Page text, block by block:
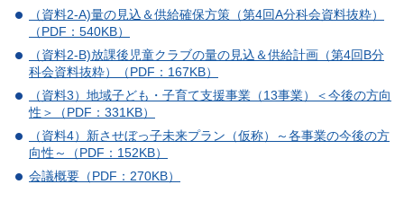
（資料2-A)量の見込＆供給確保方策（第4回A分科会資料抜粋）
（PDF：540KB）
（資料2-B)放課後児童クラブの量の見込＆供給計画（第4回B分
科会資料抜粋）（PDF：167KB）
（資料3）地域子ども・子育て支援事業（13事業）＜今後の方向
性＞（PDF：331KB）
（資料4）新させぼっ子未来プラン（仮称）～各事業の今後の方
向性～（PDF：152KB）
会議概要（PDF：270KB）